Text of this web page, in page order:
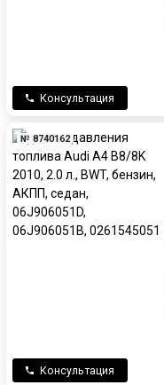
Консультация
№ 8740162
Консультация